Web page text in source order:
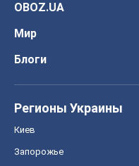
OBOZ.UA
Мир
Блоги
Регионы Украины
Киев
Запорожье